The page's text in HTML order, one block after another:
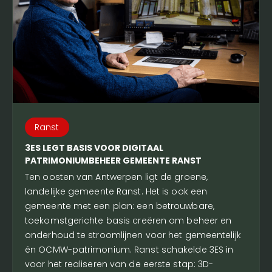
Ranst
3ES LEGT BASIS VOOR DIGITAAL
PATRIMONIUMBEHEER GEMEENTE RANST
Ten oosten van Antwerpen ligt de groene,
landelijke gemeente Ranst. Het is ook een
gemeente met een plan: een betrouwbare,
toekomstgerichte basis creëren om beheer en
onderhoud te stroomlijnen voor het gemeentelijk
én OCMW-patrimonium. Ranst schakelde 3ES in
voor het realiseren van de eerste stap: 3D-